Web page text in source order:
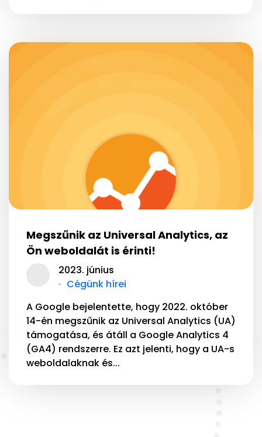
Megszűnik az Universal Analytics, az
Ön weboldalát is érinti!
2023. június
Cégünk hírei
A Google bejelentette, hogy 2022. október
14-én megszűnik az Universal Analytics (UA)
támogatása, és átáll a Google Analytics 4
(GA4) rendszerre. Ez azt jelenti, hogy a UA-s
weboldalaknak és...